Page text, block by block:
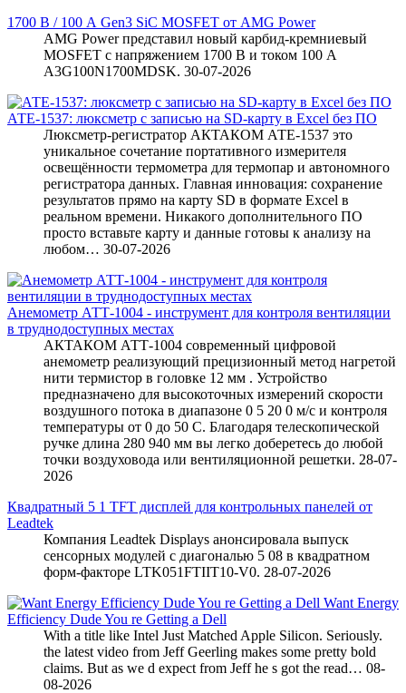
1700 В / 100 А Gen3 SiC MOSFET от AMG Power
AMG Power представил новый карбид-кремниевый
MOSFET с напряжением 1700 В и током 100 А
A3G100N1700MDSK. 30-07-2026
АТЕ-1537: люксметр с записью на SD-карту в Excel без ПО
Люксметр-регистратор АКТАКОМ АТЕ-1537 это
уникальное сочетание портативного измерителя
освещённости термометра для термопар и автономного
регистратора данных. Главная инновация: сохранение
результатов прямо на карту SD в формате Excel в
реальном времени. Никакого дополнительного ПО
просто вставьте карту и данные готовы к анализу на
любом… 30-07-2026
Анемометр АТТ-1004 - инструмент для контроля вентиляции
в труднодоступных местах
АКТАКОМ АТТ-1004 современный цифровой
анемометр реализующий прецизионный метод нагретой
нити термистор в головке 12 мм . Устройство
предназначено для высокоточных измерений скорости
воздушного потока в диапазоне 0 5 20 0 м/с и контроля
температуры от 0 до 50 C. Благодаря телескопической
ручке длина 280 940 мм вы легко доберетесь до любой
точки воздуховода или вентиляционной решетки. 28-07-
2026
Квадратный 5 1 TFT дисплей для контрольных панелей от
Leadtek
Компания Leadtek Displays анонсировала выпуск
сенсорных модулей с диагональю 5 08 в квадратном
форм-факторе LTK051FTIIT10-V0. 28-07-2026
Want Energy
Efficiency Dude You re Getting a Dell
With a title like Intel Just Matched Apple Silicon. Seriously.
the latest video from Jeff Geerling makes some pretty bold
claims. But as we d expect from Jeff he s got the read… 08-
08-2026